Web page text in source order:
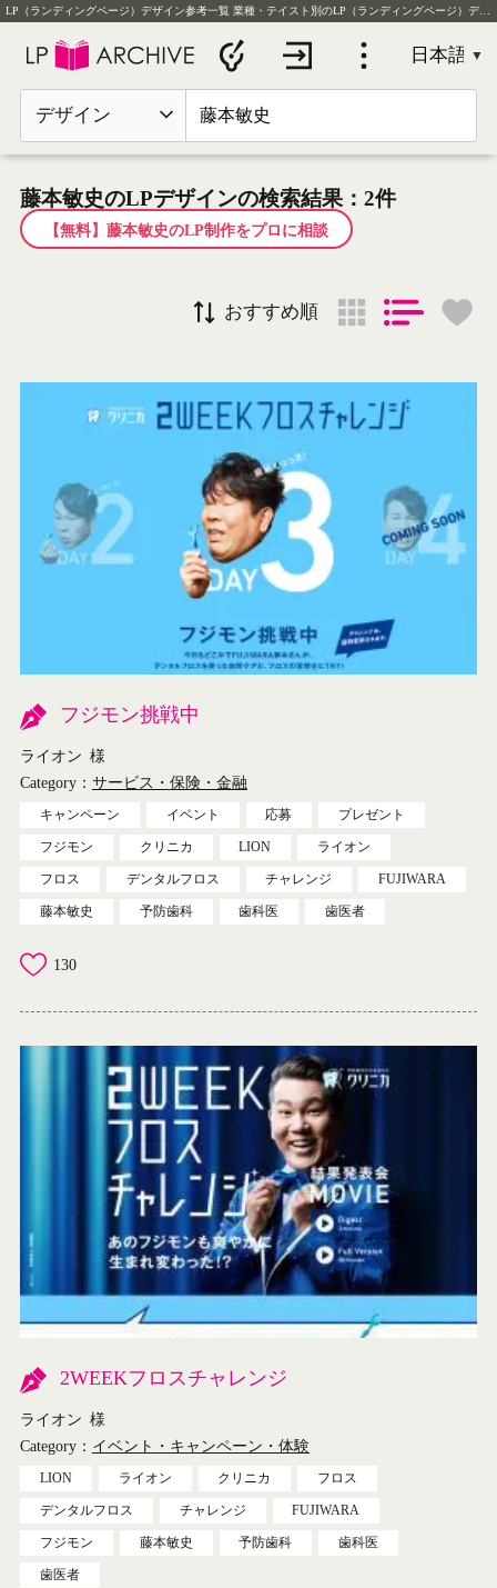
LP（ランディングページ）デザイン参考一覧 業種・テイスト別のLP（ランディングページ）デザイン実例を毎日更新
デザイン
藤本敏史のLPデザインの検索結果：2件
【無料】藤本敏史のLP制作をプロに相談
おすすめ順
フジモン挑戦中
ライオン 様
Category： サービス・保険・金融
キャンペーン イベント 応募 プレゼント
フジモン クリニカ LION ライオン
フロス デンタルフロス チャレンジ FUJIWARA
藤本敏史 予防歯科 歯科医 歯医者
130
2WEEKフロスチャレンジ
ライオン 様
Category： イベント・キャンペーン・体験
LION ライオン クリニカ フロス
デンタルフロス チャレンジ FUJIWARA
フジモン 藤本敏史 予防歯科 歯科医
歯医者